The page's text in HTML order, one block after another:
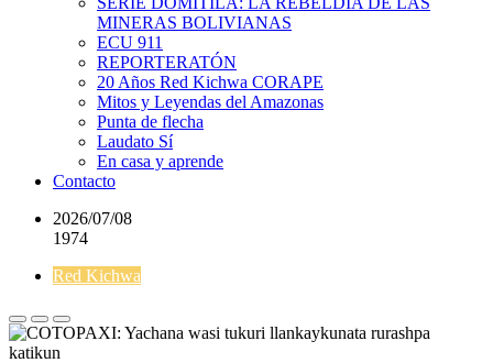
MINERAS BOLIVIANAS
ECU 911
REPORTERATÓN
20 Años Red Kichwa CORAPE
Mitos y Leyendas del Amazonas
Punta de flecha
Laudato Sí
En casa y aprende
Contacto
2026/07/08
1974
Red Kichwa